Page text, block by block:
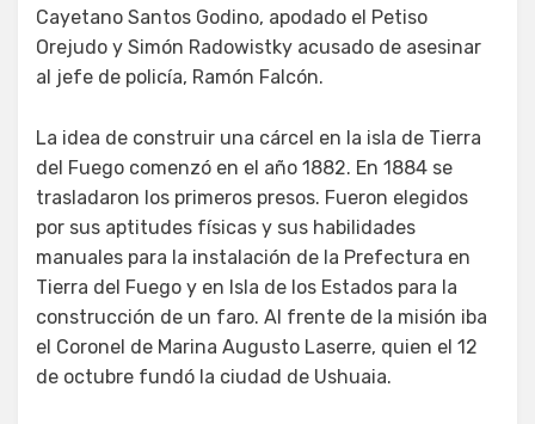
Cayetano Santos Godino, apodado el Petiso
Orejudo y Simón Radowistky acusado de asesinar
al jefe de policía, Ramón Falcón.
La idea de construir una cárcel en la isla de Tierra
del Fuego comenzó en el año 1882. En 1884 se
trasladaron los primeros presos. Fueron elegidos
por sus aptitudes físicas y sus habilidades
manuales para la instalación de la Prefectura en
Tierra del Fuego y en Isla de los Estados para la
construcción de un faro. Al frente de la misión iba
el Coronel de Marina Augusto Laserre, quien el 12
de octubre fundó la ciudad de Ushuaia.